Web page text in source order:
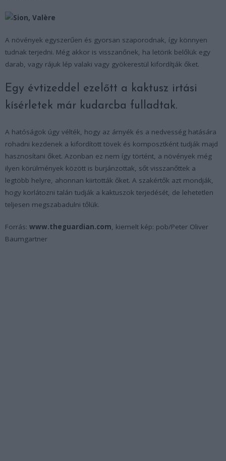
A növények egyszerűen és gyorsan szaporodnak, így könnyen
tudnak terjedni. Még akkor is visszanőnek, ha letörik belőlük egy
darab, vagy rájuk lép valaki vagy gyökerestül kifordítják őket.
Egy évtizeddel ezelőtt a kaktusz irtási
kísérletek már kudarcba fulladtak.
A hatóságok úgy vélték, hogy az árnyék és a nedvesség hatására
rohadni kezdenek a kifordított tövek és komposztként tudják majd
hasznosítani őket. Azonban ez nem így történt, a növények még
ilyen körülmények között is burjánzottak, sőt visszanőttek a
legtöbb helyre, ahonnan kiirtották őket. A szakértők azt mondják,
hogy korlátozni talán tudják a kaktuszok terjedését, de lehetetlen
teljesen megszabadulni tőlük.
Forrás: www.theguardian.com, kiemelt kép: pob/Peter Oliver
Baumgartner